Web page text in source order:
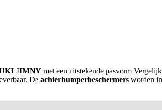
JIMNY met een uitstekende
De achterbumperbeschermers worden